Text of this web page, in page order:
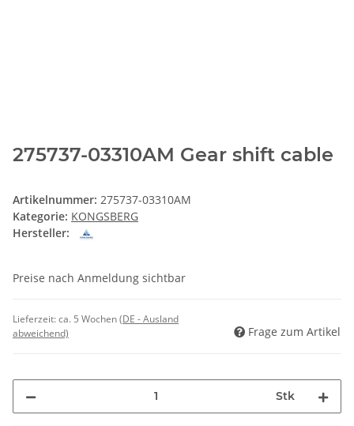
275737-03310AM Gear shift cable
Artikelnummer: 275737-03310AM
Kategorie: KONGSBERG
Hersteller:
Preise nach Anmeldung sichtbar
Lieferzeit:ca. 5 Wochen(DE - Ausland
abweichend)
Frage zum Artikel
Stk